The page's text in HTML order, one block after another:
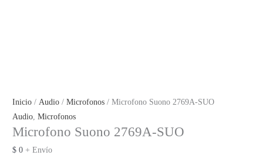
Inicio /Audio /Microfonos / Microfono Suono 2769A-SUO
Audio,Microfonos
Microfono Suono 2769A-SUO
$ 0 + Envío